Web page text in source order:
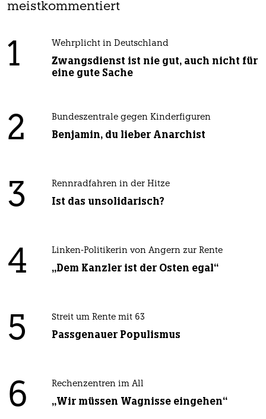
meistkommentiert
1 Wehrplicht in Deutschland
Zwangsdienst ist nie gut, auch nicht für
eine gute Sache
2 Bundeszentrale gegen Kinderfiguren
Benjamin, du lieber Anarchist
3 Rennradfahren in der Hitze
Ist das unsolidarisch?
4 Linken-Politikerin von Angern zur Rente
„Dem Kanzler ist der Osten egal“
5 Streit um Rente mit 63
Passgenauer Populismus
6 Rechenzentren im All
„Wir müssen Wagnisse eingehen“